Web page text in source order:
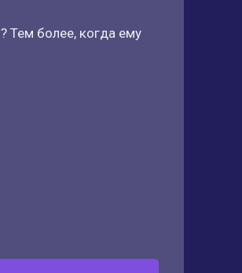
Тем более, когда ему